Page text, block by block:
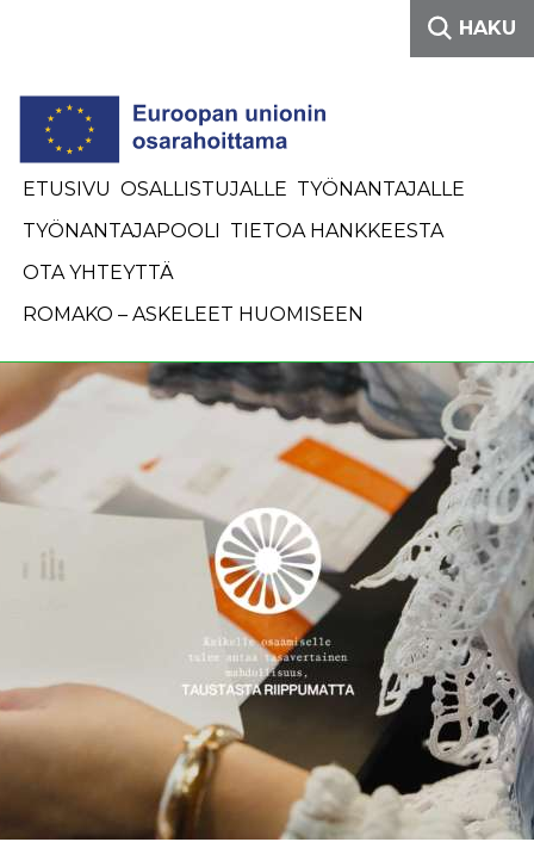
HAKU
ETUSIVU OSALLISTUJALLE TYÖNANTAJALLE
TYÖNANTAJAPOOLI TIETOA HANKKEESTA
OTA YHTEYTTÄ
ROMAKO – ASKELEET HUOMISEEN